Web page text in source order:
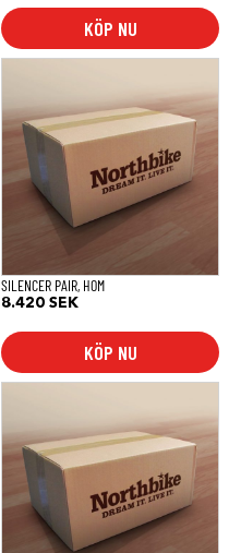
KÖP NU
SILENCER PAIR, HOM
8.420 SEK
KÖP NU